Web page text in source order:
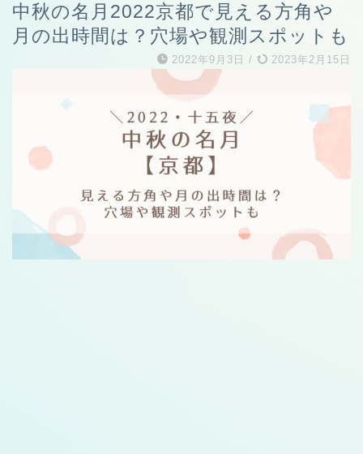
中秋の名月2022京都で見える方角や
月の出時間は？穴場や観測スポットも
2022年9月3日 / 2023年2月15日